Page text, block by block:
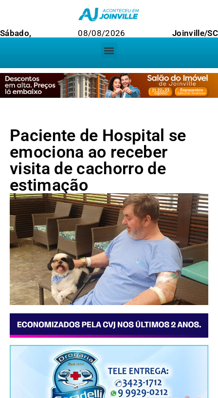
Sábado, 08/08/2026 Joinville/SC
Paciente de Hospital se
emociona ao receber
visita de cachorro de
estimação